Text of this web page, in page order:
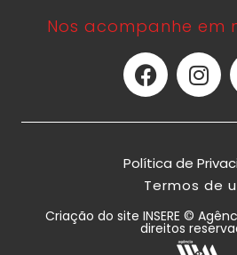
Nos acompanhe em
Política de
Termos de
Criação do site INSERE ©
direitos